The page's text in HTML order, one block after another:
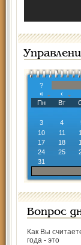
?
«
‹
Пн
Вт
3
4
10
11
17
18
24
25
31
Вопрос
Как Вы
года - это